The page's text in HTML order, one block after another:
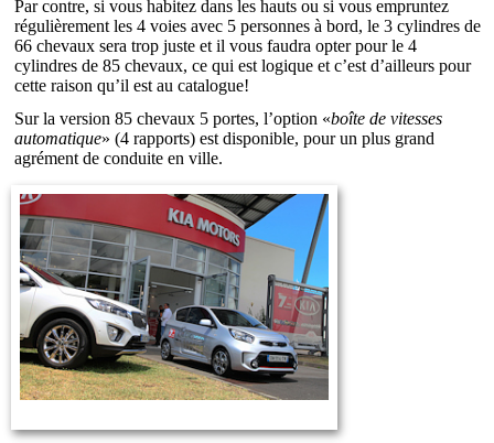
Par contre, si vous habitez dans les hauts ou si vous empruntez
régulièrement les 4 voies avec 5 personnes à bord, le 3 cylindres de
66 chevaux sera trop juste et il vous faudra opter pour le 4
cylindres de 85 chevaux, ce qui est logique et c’est d’ailleurs pour
cette raison qu’il est au catalogue!
Sur la version 85 chevaux 5 portes, l’option «boîte de vitesses
automatique» (4 rapports) est disponible, pour un plus grand
agrément de conduite en ville.